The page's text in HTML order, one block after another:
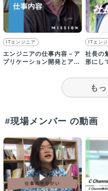
ITエンジニア
エンジニアの仕事内容－ア
プリケーション開発とアル
ITエン
社長の
形にし
創る
も
#現場メンバー の動画
▶︎